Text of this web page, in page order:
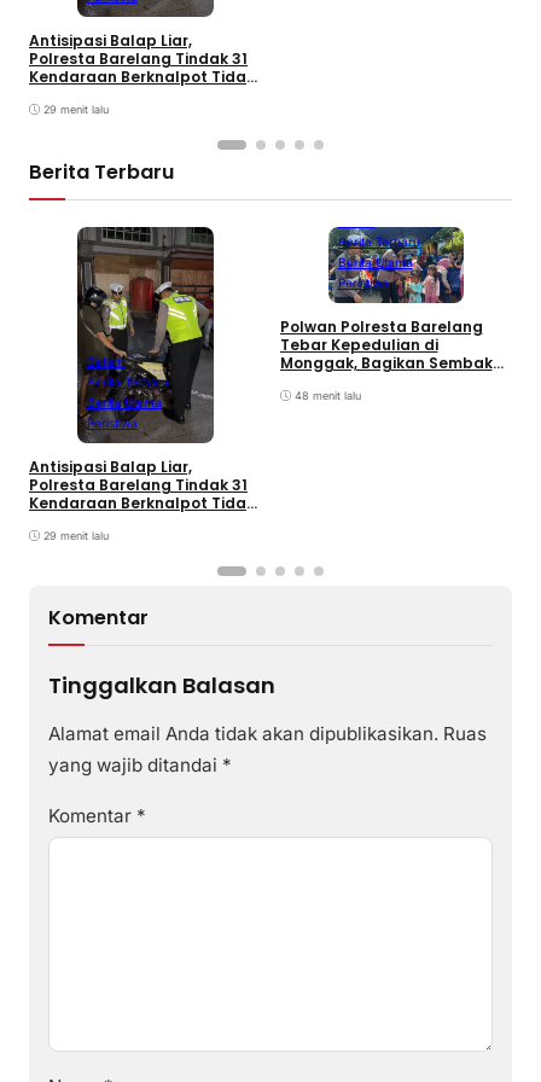
Antisipasi Balap Liar,
Polresta Barelang Tindak 31
Kendaraan Berknalpot Tidak
29 menit lalu
Berita Terbaru
Batam
Berita Terbaru
Berita Utama
Peristiwa
Antisipasi Balap Liar,
Polresta Barelang Tindak 31
Kendaraan Berknalpot Tidak
29 menit lalu
Berita Terbaru
Berita Utama
Peristiwa
Polwan Polresta Barelang
Tebar Kepedulian di
Monggak, Bagikan Sembako
48 menit lalu
Komentar
Tinggalkan Balasan
Alamat email Anda tidak akan dipublikasikan. Ruas
yang wajib ditandai *
Komentar *